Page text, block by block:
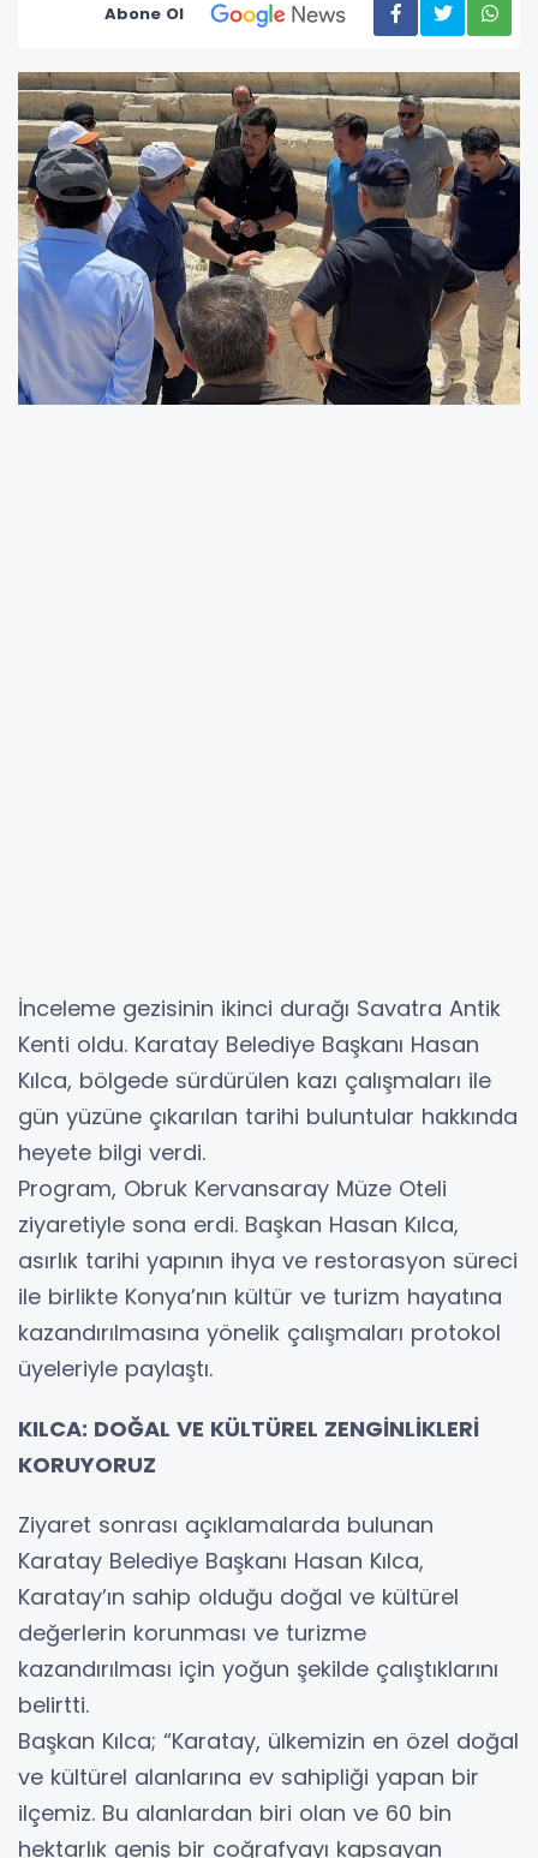
Abone Ol
İnceleme gezisinin ikinci durağı Savatra Antik
Kenti oldu. Karatay Belediye Başkanı Hasan
Kılca, bölgede sürdürülen kazı çalışmaları ile
gün yüzüne çıkarılan tarihi buluntular hakkında
heyete bilgi verdi.
Program, Obruk Kervansaray Müze Oteli
ziyaretiyle sona erdi. Başkan Hasan Kılca,
asırlık tarihi yapının ihya ve restorasyon süreci
ile birlikte Konya’nın kültür ve turizm hayatına
kazandırılmasına yönelik çalışmaları protokol
üyeleriyle paylaştı.
KILCA: DOĞAL VE KÜLTÜREL ZENGİNLİKLERİ
KORUYORUZ
Ziyaret sonrası açıklamalarda bulunan
Karatay Belediye Başkanı Hasan Kılca,
Karatay’ın sahip olduğu doğal ve kültürel
değerlerin korunması ve turizme
kazandırılması için yoğun şekilde çalıştıklarını
belirtti.
Başkan Kılca; “Karatay, ülkemizin en özel doğal
ve kültürel alanlarına ev sahipliği yapan bir
ilçemiz. Bu alanlardan biri olan ve 60 bin
hektarlık geniş bir coğrafyayı kapsayan